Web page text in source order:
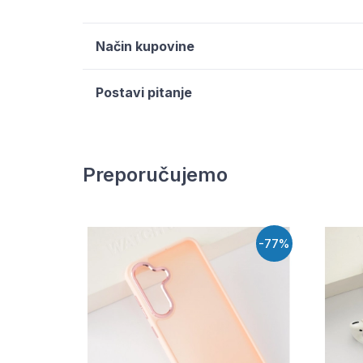
Način kupovine
Postavi pitanje
Preporučujemo
-77%